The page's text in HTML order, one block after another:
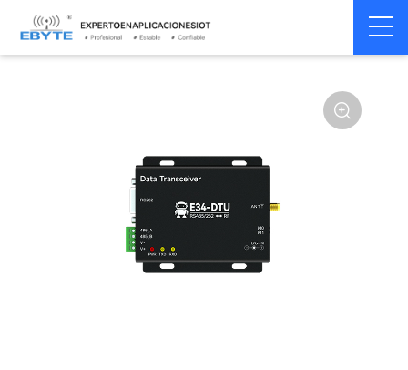
Home > Módem >
inalámbrico
